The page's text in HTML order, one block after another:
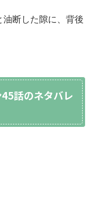
断した隙に、背後
話のネタバレ